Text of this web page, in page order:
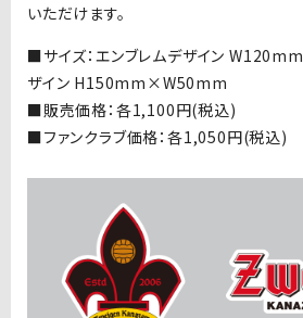
いただけます。
■サイズ：エンブレムデザインW120mm
ザイン H150mm ×W50mm
■販売価格：各1,100円(税込)
■ファンクラブ価格：各1,050円(税込)